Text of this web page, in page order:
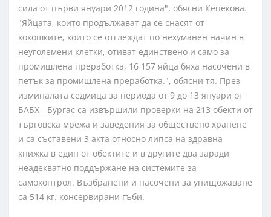
сила от първи януари 2012 година", обясни Кепекова.
"Яйцата, които продължават да се снасят от
кокошките, които се отглеждат по нехуманен начин в
неуголемени клетки, отиват единствено и само за
промишлена преработка, 16 157 яйца бяха насочени в
петък за промишлена преработка.", обясни тя. През
изминалата седмица за периода от 9 до 13 януари от
БАБХ - Бургас са извършили проверки на 213 обекти от
търговска мрежа и заведения за обществено хранене
и са съставени 3 акта относно липса на здравна
книжка в един от обектите и в другите два заради
неадекватно поддържане на системите за
самоконтрол. Възбранени и насочени за унищожаване
са 514 кг. консервирани гъби.